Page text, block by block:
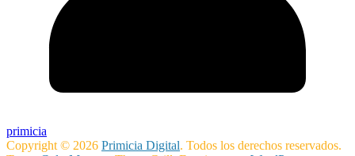
primicia
Copyright © 2026 Primicia Digital. Todos los derechos reservados.